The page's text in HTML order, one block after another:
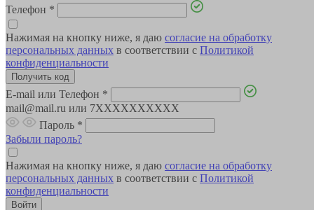
Телефон *
Нажимая на кнопку ниже, я даю согласие на обработку
персональных данных в соответствии с Политикой
конфиденциальности
E-mail или Телефон *
mail@mail.ru или 7XXXXXXXXXX
Пароль *
Забыли пароль?
Нажимая на кнопку ниже, я даю согласие на обработку
персональных данных в соответствии с Политикой
конфиденциальности